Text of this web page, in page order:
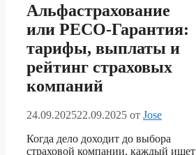
Альфастрахование
или РЕСО-Гарантия:
тарифы, выплаты и
рейтинг страховых
компаний
24.09.202522.09.2025 от Jose
Когда дело доходит до выбора
страховой компании, каждый ищет